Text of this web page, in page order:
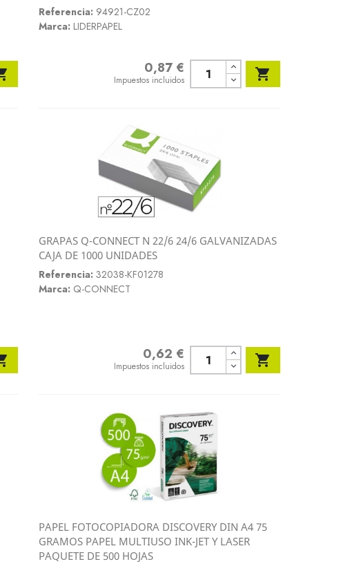
Referencia: 94921-CZ02
Marca: LIDERPAPEL
0,87 €
Impuestos incluidos 
Vista rápida
GRAPAS Q-CONNECT N 22/6 24/6 GALVANIZADAS
CAJA DE 1000 UNIDADES
Referencia: 32038-KF01278
Marca: Q-CONNECT
0,62 €
Impuestos incluidos 
Vista rápida
PAPEL FOTOCOPIADORA DISCOVERY DIN A4 75
GRAMOS PAPEL MULTIUSO INK-JET Y LASER
PAQUETE DE 500 HOJAS